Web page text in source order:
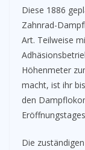
Diese 1886
Zahnrad-
Art. Teilweise
Höhenmeter
macht, ist ihr
den
Die